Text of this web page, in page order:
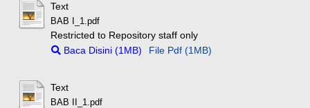
Text
BAB I_1.pdf
Restricted to Repository staff only
Baca Disini (1MB)
File Pdf (1MB)
Text
BAB II_1.pdf